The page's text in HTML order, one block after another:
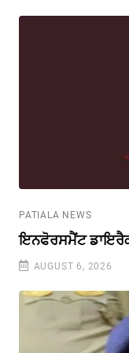
PATIALA NEWS
ਇਨਫੋਰਸਮੈਂਟ
AUGUST 6, 2026